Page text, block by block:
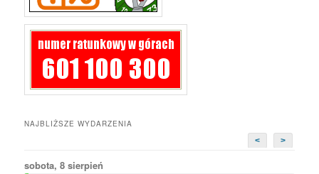
NAJBLIŻSZE WYDARZENIA
<
>
sobota, 8 sierpień